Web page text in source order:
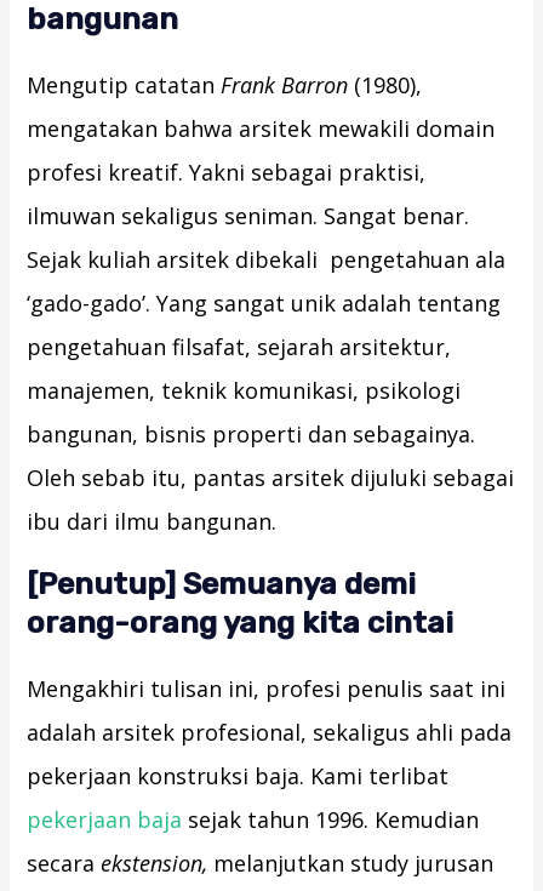
bangunan
Mengutip catatanFrank Barron (1980),
mengatakan bahwa arsitek mewakili domain
profesi kreatif. Yakni sebagai praktisi,
ilmuwan sekaligus seniman. Sangat benar.
Sejak kuliah arsitek dibekali pengetahuan ala
‘gado-gado’. Yang sangat unik adalah tentang
pengetahuan filsafat, sejarah arsitektur,
manajemen, teknik komunikasi, psikologi
bangunan, bisnis properti dan sebagainya.
Oleh sebab itu, pantas arsitek dijuluki sebagai
ibu dari ilmu bangunan.
[Penutup] Semuanya demi
orang-orang yang kita cintai
Mengakhiri tulisan ini, profesi penulis saat ini
adalah arsitek profesional, sekaligus ahli pada
pekerjaan konstruksi baja. Kami terlibat
pekerjaan baja sejak tahun 1996. Kemudian
secara ekstension, melanjutkan study jurusan